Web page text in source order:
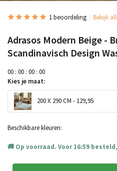
1 beoordeling Bekijk
Adrasos Modern Beige -
Scandinavisch Design
00 : 00 : 00 : 00
Kies je maat:
200 X 290 CM - 129,95
Beschikbare kleuren:
Op voorraad. Voor 16:59